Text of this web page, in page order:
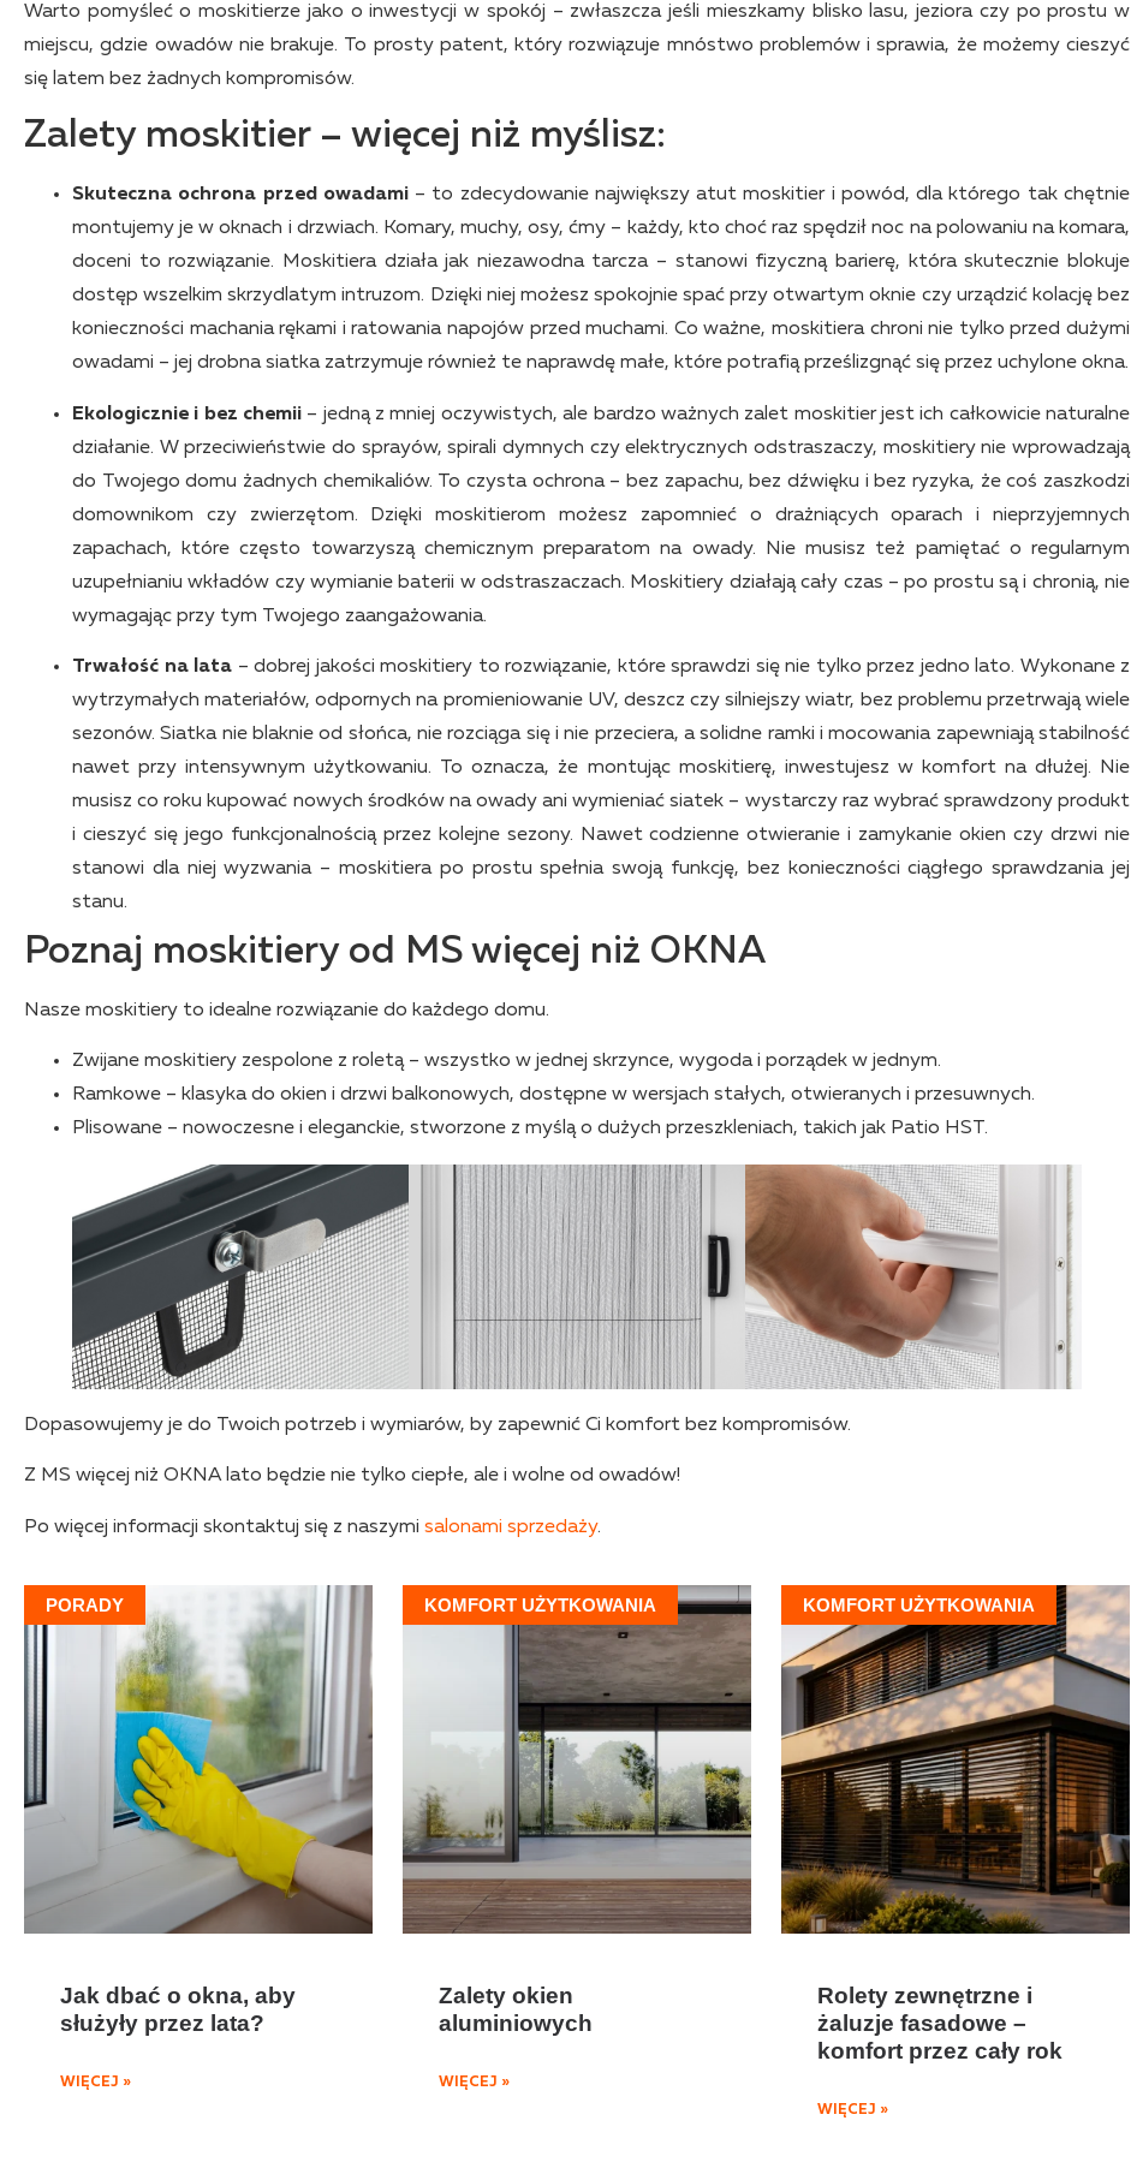
Warto pomyśleć o moskitierze jako o inwestycji w spokój – zwłaszcza jeśli mieszkamy blisko lasu, jeziora czy po prostu w
miejscu, gdzie owadów nie brakuje. To prosty patent, który rozwiązuje mnóstwo problemów i sprawia, że możemy cieszyć
się latem bez żadnych kompromisów.
Zalety moskitier – więcej niż myślisz:
Skuteczna ochrona przed owadami– to zdecydowanie największy atut moskitier i powód, dla którego tak chętnie
montujemy je w oknach i drzwiach. Komary, muchy, osy, ćmy – każdy, kto choć raz spędził noc na polowaniu na komara,
doceni to rozwiązanie. Moskitiera działa jak niezawodna tarcza – stanowi fizyczną barierę, która skutecznie blokuje
dostęp wszelkim skrzydlatym intruzom. Dzięki niej możesz spokojnie spać przy otwartym oknie czy urządzić kolację bez
konieczności machania rękami i ratowania napojów przed muchami. Co ważne, moskitiera chroni nie tylko przed dużymi
owadami – jej drobna siatka zatrzymuje również te naprawdę małe, które potrafią prześlizgnąć się przez uchylone okna.
Ekologicznie i bez chemii – jedną z mniej oczywistych, ale bardzo ważnych zalet moskitier jest ich całkowicie naturalne
działanie. W przeciwieństwie do sprayów, spirali dymnych czy elektrycznych odstraszaczy, moskitiery nie wprowadzają
do Twojego domu żadnych chemikaliów. To czysta ochrona – bez zapachu, bez dźwięku i bez ryzyka, że coś zaszkodzi
domownikom czy zwierzętom. Dzięki moskitierom możesz zapomnieć o drażniących oparach i nieprzyjemnych
zapachach, które często towarzyszą chemicznym preparatom na owady. Nie musisz też pamiętać o regularnym
uzupełnianiu wkładów czy wymianie baterii w odstraszaczach. Moskitiery działają cały czas – po prostu są i chronią, nie
wymagając przy tym Twojego zaangażowania.
Trwałość na lata – dobrej jakości moskitiery to rozwiązanie, które sprawdzi się nie tylko przez jedno lato. Wykonane z
wytrzymałych materiałów, odpornych na promieniowanie UV, deszcz czy silniejszy wiatr, bez problemu przetrwają wiele
sezonów. Siatka nie blaknie od słońca, nie rozciąga się i nie przeciera, a solidne ramki i mocowania zapewniają stabilność
nawet przy intensywnym użytkowaniu. To oznacza, że montując moskitierę, inwestujesz w komfort na dłużej. Nie
musisz co roku kupować nowych środków na owady ani wymieniać siatek – wystarczy raz wybrać sprawdzony produkt
i cieszyć się jego funkcjonalnością przez kolejne sezony. Nawet codzienne otwieranie i zamykanie okien czy drzwi nie
stanowi dla niej wyzwania – moskitiera po prostu spełnia swoją funkcję, bez konieczności ciągłego sprawdzania jej
stanu.
Poznaj moskitiery od MS więcej niż OKNA
Nasze moskitiery to idealne rozwiązanie do każdego domu.
Zwijane moskitiery zespolone z roletą – wszystko w jednej skrzynce, wygoda i porządek w jednym.
Ramkowe – klasyka do okien i drzwi balkonowych, dostępne w wersjach stałych, otwieranych i przesuwnych.
Plisowane – nowoczesne i eleganckie, stworzone z myślą o dużych przeszkleniach, takich jak Patio HST.
Dopasowujemy je do Twoich potrzeb i wymiarów, by zapewnić Ci komfort bez kompromisów.
Z MS więcej niż OKNA lato będzie nie tylko ciepłe, ale i wolne od owadów!
Po więcej informacji skontaktuj się z naszymi salonami sprzedaży.
PORADY
Jak dbać o okna, aby
służyły przez lata?
WIĘCEJ »
KOMFORT UŻYTKOWANIA
Zalety okien
aluminiowych
WIĘCEJ »
KOMFORT UŻYTKOWANIA
Rolety zewnętrzne i
żaluzje fasadowe –
komfort przez cały rok
WIĘCEJ »